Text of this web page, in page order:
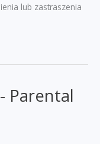
lub zastraszenia
Parental